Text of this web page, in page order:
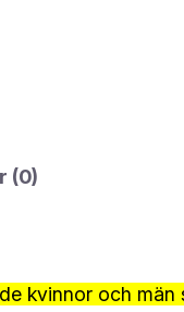
(0)
kvinnor och män